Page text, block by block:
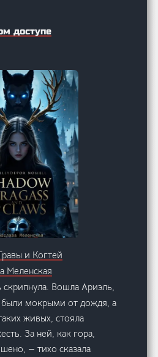
доступе
и Когтей
Меленская
скрипнула. Вошла Ариэль,
мокрыми от дождя, а
живых, стояла
За ней, как гора,
— тихо сказала